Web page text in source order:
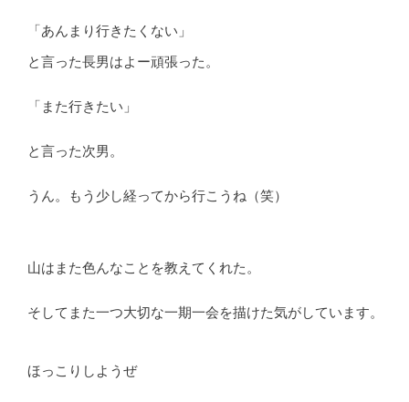
「あんまり行きたくない」
と言った長男はよー頑張った。
「また行きたい」
と言った次男。
うん。もう少し経ってから行こうね（笑）
山はまた色んなことを教えてくれた。
そしてまた一つ大切な一期一会を描けた気がしています。
ほっこりしようぜ